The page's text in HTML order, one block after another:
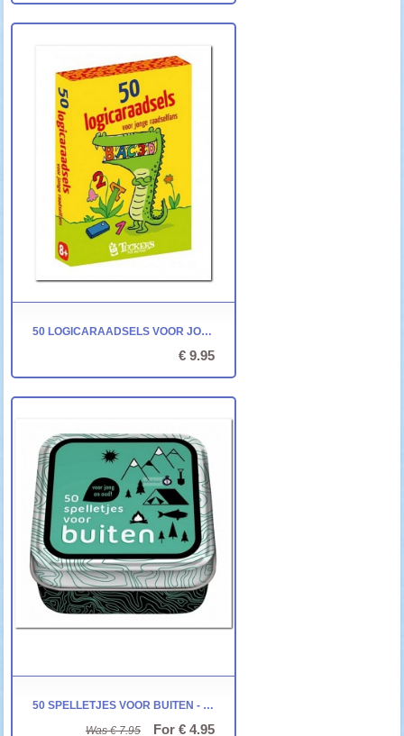
50 LOGICARAADSELS VOOR JONGE RAADSELFANS
€ 9.95
50 SPELLETJES VOOR BUITEN - IMAGE BOOKS
Was € 7.95
For € 4.95